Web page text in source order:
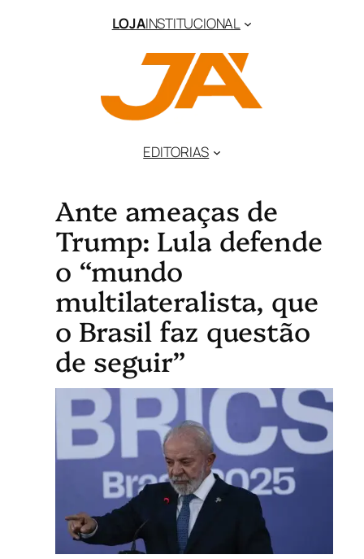
LOJAINSTITUCIONAL
EDITORIAS
Ante ameaças de
Trump: Lula defende
o “mundo
multilateralista, que
o Brasil faz questão
de seguir”